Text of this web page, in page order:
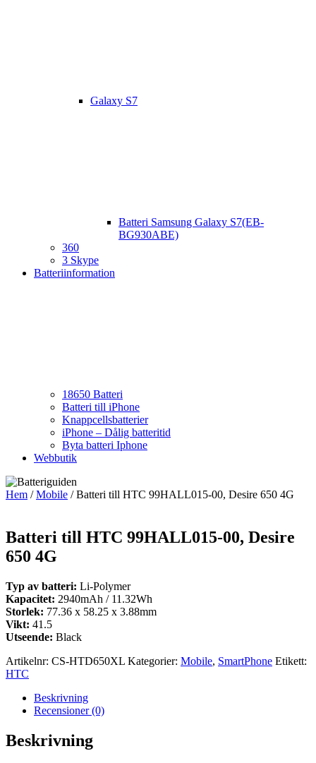
Galaxy S7
Batteri Samsung Galaxy S7(EB-
BG930ABE)
360
3 Skype
Batteriinformation
18650 Batteri
Batteri till iPhone
Knappcellsbatterier
iPhone – Dålig batteritid
Byta batteri Iphone
Webbutik
Hem /Mobile / Batteri till HTC 99HALL015-00, Desire 650 4G
Batteri till HTC 99HALL015-00, Desire
650 4G
Typ av batteri: Li-Polymer
Kapacitet: 2940mAh / 11.32Wh
Storlek: 77.36 x 58.25 x 3.88mm
Vikt: 41.5
Utseende: Black
Artikelnr: CS-HTD650XL Kategorier: Mobile, SmartPhone Etikett:
HTC
Beskrivning
Recensioner (0)
Beskrivning